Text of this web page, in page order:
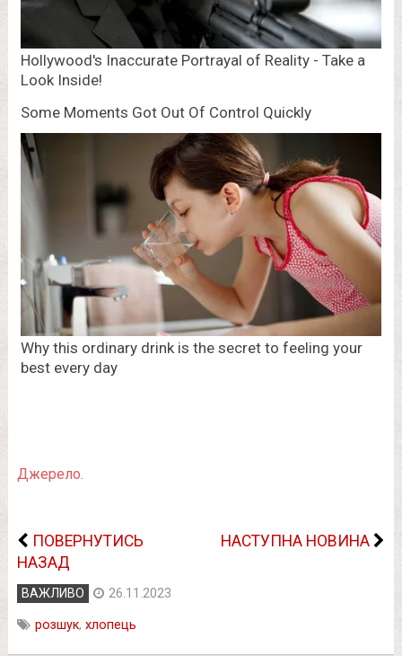
Джерело.
ПОВЕРНУТИСЬ
НАЗАД
НАСТУПНА НОВИНА
ВАЖЛИВО 26.11.2023
розшук, хлопець